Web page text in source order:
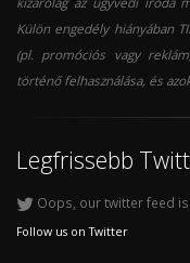
Külön engedély hiányában
(pl. promóciós vagy
történő felhasználása, és
Legfrissebb
Oops, our twitter feed
Follow us on Twitter